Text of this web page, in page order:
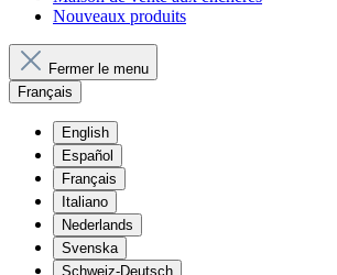
Nouveaux produits
Fermer le menu
Français
English
Español
Français
Italiano
Nederlands
Svenska
Schweiz-Deutsch